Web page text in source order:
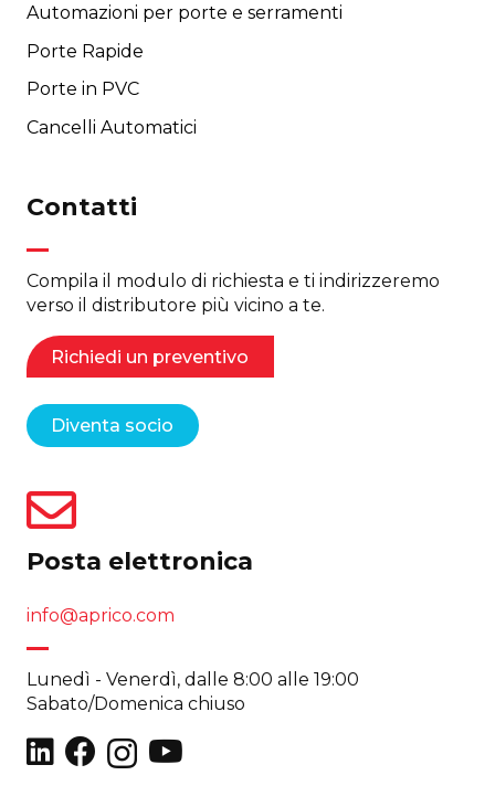
Automazioni per porte e serramenti
Porte Rapide
Porte in PVC
Cancelli Automatici
Contatti
Compila il modulo di richiesta e ti indirizzeremo
verso il distributore più vicino a te.
Richiedi un preventivo
Diventa socio
Posta elettronica
info@aprico.com
Lunedì - Venerdì, dalle 8:00 alle 19:00
Sabato/Domenica chiuso